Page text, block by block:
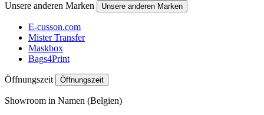
Unsere anderen Marken Unsere anderen Marken
E-cusson.com
Mister Transfer
Maskbox
Bags4Print
Öffnungszeit Öffnungszeit
Showroom in Namen (Belgien)